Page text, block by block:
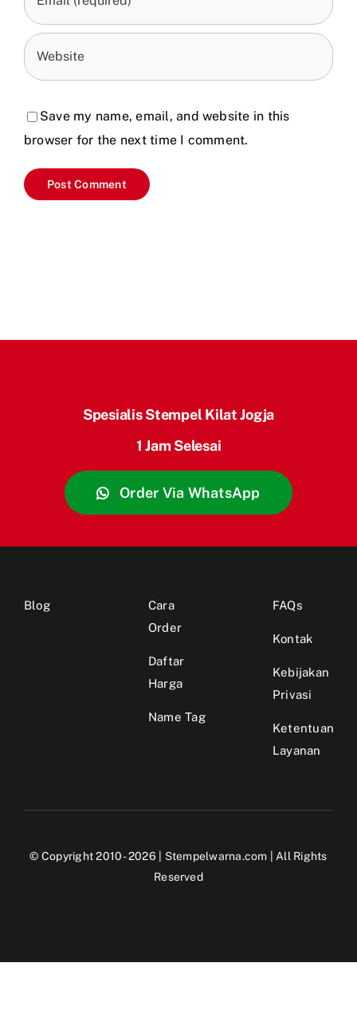
Save my name, email, and website in this
browser for the next time I comment.
Spesialis Stempel Kilat Jogja
1 Jam Selesai
Order Via WhatsApp
Blog
Cara
Order
Daftar
Harga
Name Tag
FAQs
Kontak
Kebijakan
Privasi
Ketentuan
Layanan
© Copyright 2010 - 2026 | Stempelwarna.com | All Rights
Reserved